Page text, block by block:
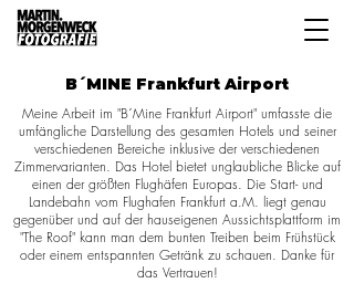
B´MINE Frankfurt Airport
Meine Arbeit im "B´Mine Frankfurt Airport" umfasste die
umfängliche Darstellung des gesamten Hotels und seiner
verschiedenen Bereiche inklusive der verschiedenen
Zimmervarianten. Das Hotel bietet unglaubliche Blicke auf
einen der größten Flughäfen Europas. Die Start- und
Landebahn vom Flughafen Frankfurt a.M. liegt genau
gegenüber und auf der hauseigenen Aussichtsplattform im
"The Roof" kann man dem bunten Treiben beim Frühstück
oder einem entspannten Getränk zu schauen. Danke für
das Vertrauen!